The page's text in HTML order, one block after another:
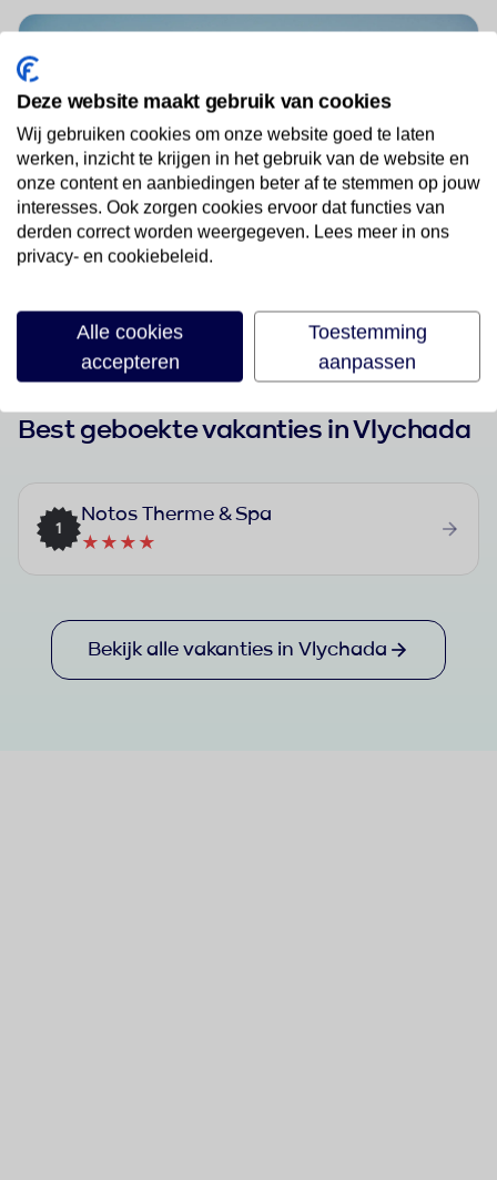
Last Minutes
Bekijk aanbod
Best geboekte vakanties in Vlychada
1
Notos Therme & Spa
★★★★
Bekijk alle vakanties in Vlychada
Deze website maakt gebruik van cookies
Wij gebruiken cookies om onze website goed te laten
werken, inzicht te krijgen in het gebruik van de website en
onze content en aanbiedingen beter af te stemmen op jouw
interesses. Ook zorgen cookies ervoor dat functies van
derden correct worden weergegeven. Lees meer in ons
privacy- en cookiebeleid.
Alle cookies
accepteren
Toestemming
aanpassen